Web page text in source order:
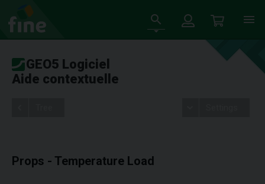
GEO5 Logiciel
Aide contextuelle
Props - Temperature Load